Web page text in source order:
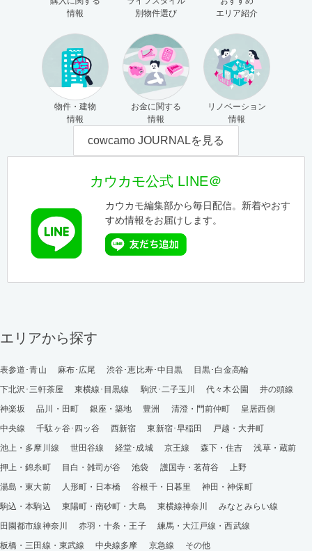
情報
別物件選び
エリア紹介
物件・建物
情報
お金に関する
情報
リノベーション
情報
cowcamo JOURNALを見る
カウカモ公式 LINE＠
カウカモ編集部から毎日配信。新着やおす
すめ情報をお届けします。
エリアから探す
表参道･青山 麻布･広尾 渋谷･恵比寿･中目黒
目黒･白金高輪
下北沢･三軒茶屋
東横線･目黒線 駒沢･二子玉川 代々木公園
井の頭線
神楽坂
品川・田町 銀座・築地 豊洲 清澄・門前仲町
皇居西側
中央線
千駄ヶ谷･四ッ谷 西新宿 東新宿･早稲田
戸越・大井町
池上・多摩川線
世田谷線 経堂･成城 京王線 森下・住吉
浅草・蔵前
押上・錦糸町
目白・雑司が谷 池袋 護国寺・茗荷谷
上野
湯島・東大前
人形町・日本橋 谷根千・日暮里
神田・神保町
駒込・本駒込
東陽町・南砂町・大島 東横線神奈川
みなとみらい線
田園都市線神奈川
赤羽・十条・王子
練馬・大江戸線・西武線
板橋・三田線・東武線
中央線多摩 京急線 その他